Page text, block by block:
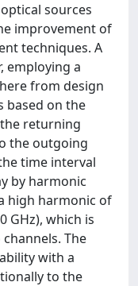
sources
improvement of
techniques. A
employing a
from design
based on the
returning
the outgoing
time interval
by harmonic
high harmonic of
GHz), which is
The
with a
to the